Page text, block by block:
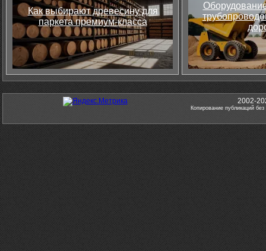
Как выбирают древесину для
паркета премиум-класса
2002-
Копирование публикаций